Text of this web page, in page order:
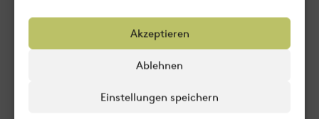
Akzeptieren
Ablehnen
Einstellungen speichern
angaben
Energie 1.094 kJ / 258 kcal
davon gesättigte Fettsäuren 0,2 g